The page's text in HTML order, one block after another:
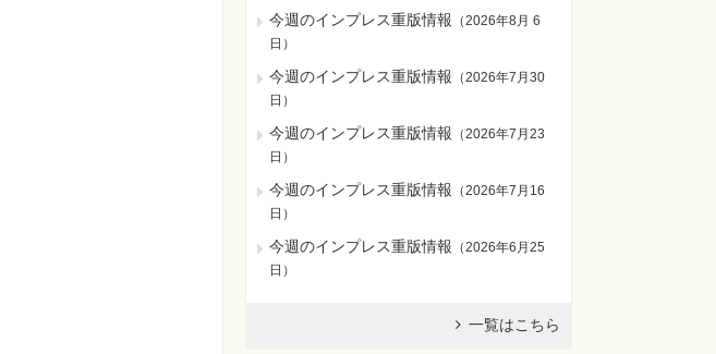
今週のインプレス重版情報 （2026年8月 6
日 ）
今週のインプレス重版情報 （2026年7月30
日 ）
今週のインプレス重版情報 （2026年7月23
日 ）
今週のインプレス重版情報 （2026年7月16
日 ）
今週のインプレス重版情報 （2026年6月25
日 ）
一覧はこちら